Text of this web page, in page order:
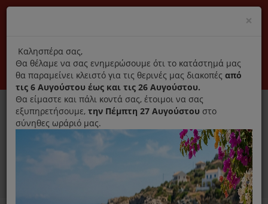
Αποκλειστικά γνήσια ανταλλακτικά
Σύνδεση Εγγραφή Εταιρεία Επικοινωνία
0
×
title
Καλησπέρα σας,
Θα θέλαμε να σας ενημερώσουμε ότι το κατάστημά μας
θα παραμείνει κλειστό για τις θερινές μας διακοπές από
τις 6 Αυγούστου έως και τις 26 Αυγούστου.
Θα είμαστε και πάλι κοντά σας, έτοιμοι να σας
εξυπηρετήσουμε, την Πέμπτη 27 Αυγούστου στο
σύνηθες ωράριό μας.